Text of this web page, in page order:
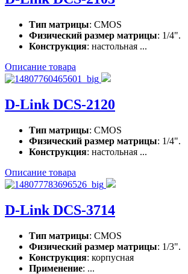
Тип матрицы: CMOS
Физический размер матрицы: 1/4".
Конструкция: настольная ...
Описание товара
D-Link DCS-2120
Тип матрицы: CMOS
Физический размер матрицы: 1/4".
Конструкция: настольная ...
Описание товара
D-Link DCS-3714
Тип матрицы: CMOS
Физический размер матрицы: 1/3".
Конструкция: корпусная
Применение: ...